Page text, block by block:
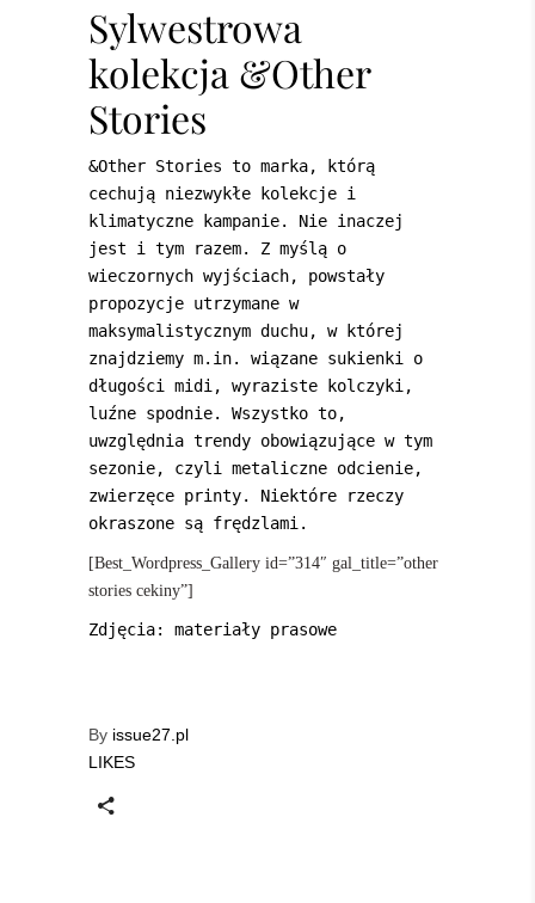
Sylwestrowa
kolekcja &Other
Stories
&Other Stories to marka, którą
cechują niezwykłe kolekcje i
klimatyczne kampanie. Nie inaczej
jest i tym razem. Z myślą o
wieczornych wyjściach, powstały
propozycje utrzymane w
maksymalistycznym duchu, w której
znajdziemy m.in. wiązane sukienki o
długości midi, wyraziste kolczyki,
luźne spodnie. Wszystko to,
uwzględnia trendy obowiązujące w tym
sezonie, czyli metaliczne odcienie,
zwierzęce printy. Niektóre rzeczy
okraszone są frędzlami.
[Best_Wordpress_Gallery id=”314″ gal_title=”other
stories cekiny”]
Zdjęcia: materiały prasowe
By issue27.pl
LIKES